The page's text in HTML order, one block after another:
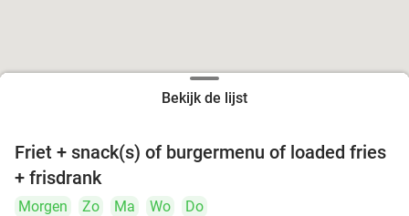
food
food
Bekijk de lijst
39%
Friet + snack(s) of burgermenu of loaded fries
+ frisdrank
Morgen Zo Ma Wo
Do